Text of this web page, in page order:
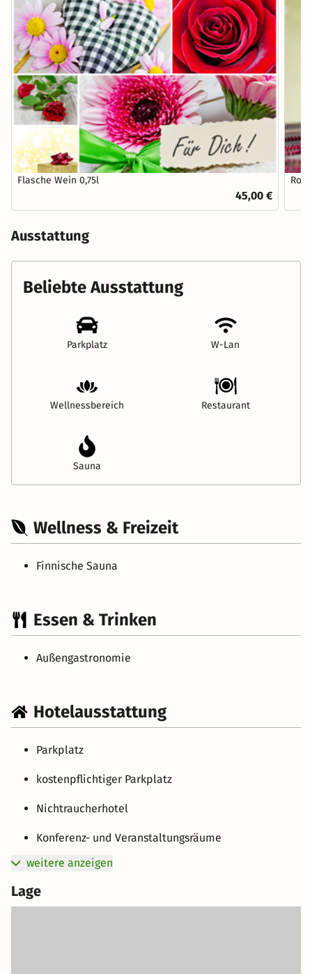
Flasche Wein 0,75l
45,00 €
Ausstattung
Beliebte Ausstattung
Parkplatz W-Lan
Wellnessbereich Restaurant
Sauna
Wellness & Freizeit
Finnische Sauna
Essen & Trinken
Außengastronomie
Hotelausstattung
Parkplatz
kostenpflichtiger Parkplatz
Nichtraucherhotel
Konferenz- und Veranstaltungsräume
weitere anzeigen
Lage